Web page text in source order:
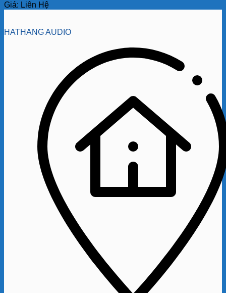
Giá: Liên Hệ
HATHANG AUDIO